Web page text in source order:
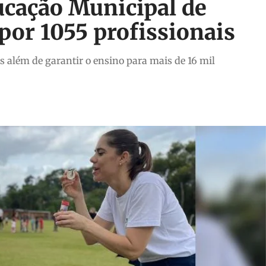
Municipal de
1055 profissionais
além de garantir o ensino para mais de 16 mil